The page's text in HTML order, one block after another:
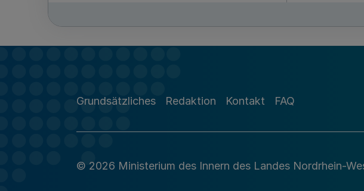
Gesetz
Grundsätzliches Redaktion Kontakt FAQ
© 2026 Ministerium des Innern des Landes Nordrhein-